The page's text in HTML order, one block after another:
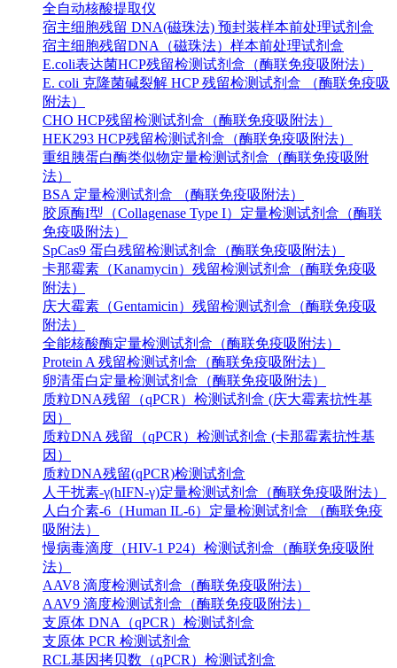
全自动核酸提取仪
宿主细胞残留 DNA(磁珠法) 预封装样本前处理试剂盒
宿主细胞残留DNA（磁珠法）样本前处理试剂盒
E.coli表达菌HCP残留检测试剂盒（酶联免疫吸附法）
E. coli 克隆菌碱裂解 HCP 残留检测试剂盒 （酶联免疫吸
附法）
CHO HCP残留检测试剂盒（酶联免疫吸附法）
HEK293 HCP残留检测试剂盒（酶联免疫吸附法）
重组胰蛋白酶类似物定量检测试剂盒（酶联免疫吸附
法）
BSA 定量检测试剂盒 （酶联免疫吸附法）
胶原酶I型（Collagenase Type I）定量检测试剂盒（酶联
免疫吸附法）
SpCas9 蛋白残留检测试剂盒（酶联免疫吸附法）
卡那霉素（Kanamycin）残留检测试剂盒（酶联免疫吸
附法）
庆大霉素（Gentamicin）残留检测试剂盒（酶联免疫吸
附法）
全能核酸酶定量检测试剂盒（酶联免疫吸附法）
Protein A 残留检测试剂盒（酶联免疫吸附法）
卵清蛋白定量检测试剂盒（酶联免疫吸附法）
质粒DNA残留（qPCR）检测试剂盒 (庆大霉素抗性基
因）
质粒DNA 残留（qPCR）检测试剂盒 (卡那霉素抗性基
因）
质粒DNA残留(qPCR)检测试剂盒
人干扰素-γ(hIFN-γ)定量检测试剂盒（酶联免疫吸附法）
人白介素-6（Human IL-6）定量检测试剂盒 （酶联免疫
吸附法）
慢病毒滴度（HIV-1 P24）检测试剂盒（酶联免疫吸附
法）
AAV8 滴度检测试剂盒（酶联免疫吸附法）
AAV9 滴度检测试剂盒（酶联免疫吸附法）
支原体 DNA（qPCR）检测试剂盒
支原体 PCR 检测试剂盒
RCL基因拷贝数（qPCR）检测试剂盒